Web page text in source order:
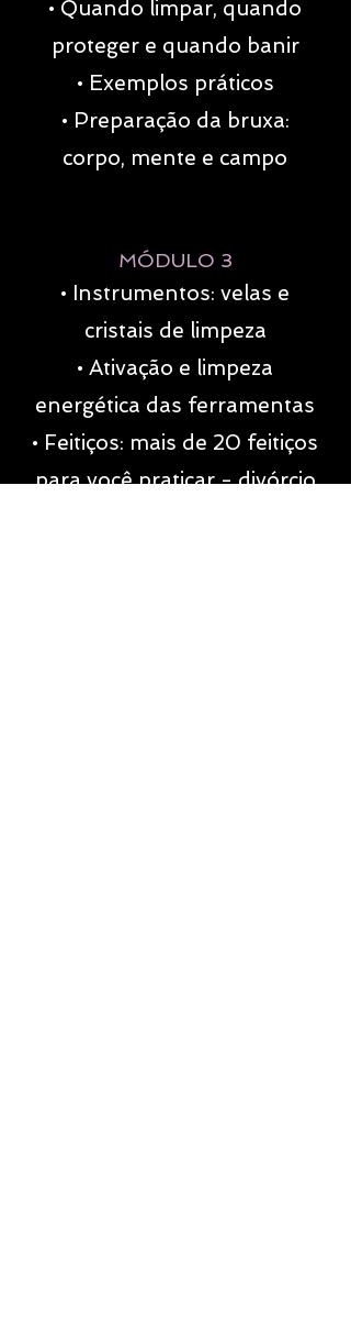
• Quando limpar, quando
proteger e quando banir
• Exemplos práticos
• Preparação da bruxa:
corpo, mente e campo
MÓDULO 3
• Instrumentos: velas e
cristais de limpeza
• Ativação e limpeza
energética das ferramentas
• Feitiços: mais de 20 feitiços
para você praticar - divórcio